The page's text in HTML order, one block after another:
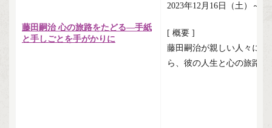
藤田嗣治 心の旅路をたどる―手紙
と手しごとを手がかりに
2023年12月16日（土）～
[ 概要 ]
藤田嗣治が親しい人々に
ら、彼の人生と心の旅路を